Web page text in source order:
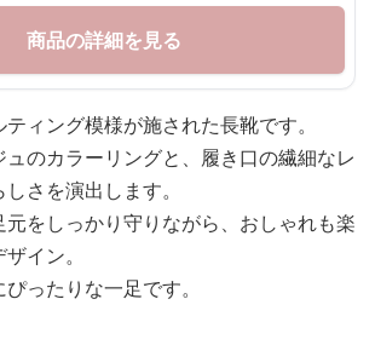
商品の詳細を見る
ィング模様が施された長靴です。
のカラーリングと、履き口の繊細なレ
さを演出します。
をしっかり守りながら、おしゃれも楽
イン。
ったりな一足です。